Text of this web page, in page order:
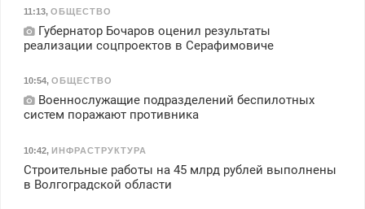
11:13, ОБЩЕСТВО
Губернатор Бочаров оценил результаты
реализации соцпроектов в Серафимовиче
10:54, ОБЩЕСТВО
Военнослужащие подразделений беспилотных
систем поражают противника
10:42, ИНФРАСТРУКТУРА
Строительные работы на 45 млрд рублей выполнены
в Волгоградской области